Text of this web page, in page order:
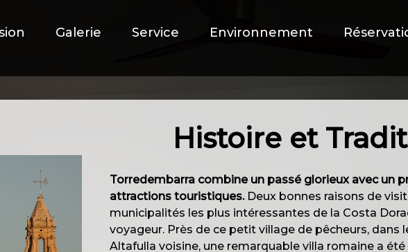
Galerie Service Environnement
Histoire et
Torredembarra combine un passé glorieux avec un
attractions touristiques.Deux bonnes raisons de
municipalités les plus intéressantes de la Costa
voyageur. Près de ce petit village de pêcheurs, dans
Altafulla voisine, une remarquable villa romaine a